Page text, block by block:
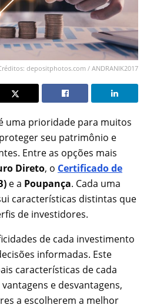
depositphotos.com / ANDRANIK2017
uma prioridade para muitos
seu patrimônio e
Entre as opções mais
Direto, o Certificado de
e a Poupança. Cada uma
características distintas que
de investidores.
de cada investimento
informadas. Este
características de cada
e desvantagens,
a escolherem a melhor